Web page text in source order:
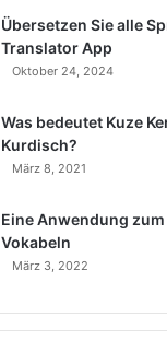
Übersetzen Sie alle
Translator App
Oktober 24, 2024
Was bedeutet Kuze
Kurdisch?
März 8, 2021
Eine Anwendung
Vokabeln
März 3, 2022